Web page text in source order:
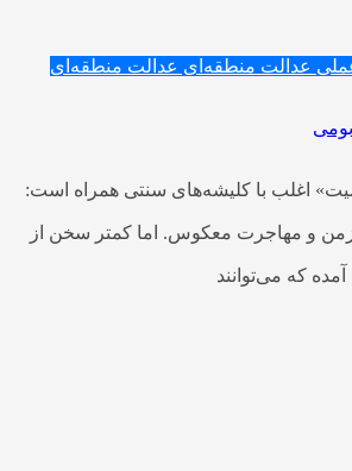
عدالت منطقه‌ای عدالت منطقه‌ای
اغلب با کلیشه‌های سنتی همراه است:
و مهاجرت معکوس. اما کمتر سخن از
آمده که می‌توانند